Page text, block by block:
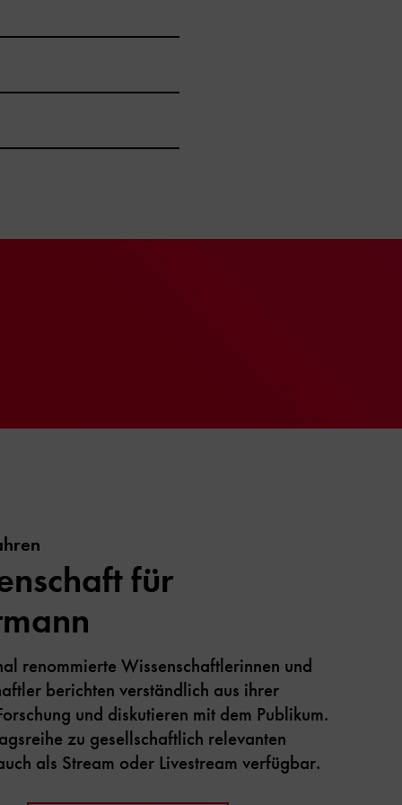
für
renommierte Wissenschaftlerinnen und
berichten verständlich aus ihrer
und diskutieren mit dem Publikum.
zu gesellschaftlich relevanten
als Stream oder Livestream verfügbar.